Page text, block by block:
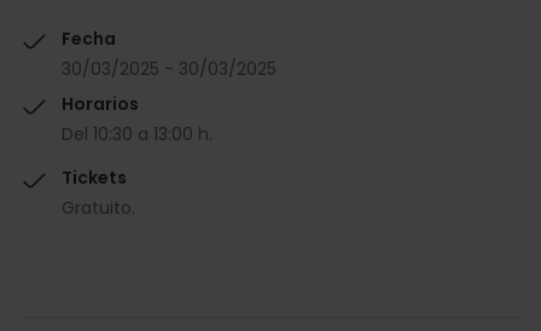
Fecha
30/03/2025 - 30/03/2025
Horarios
Del 10:30 a 13:00 h.
Tickets
Gratuito.